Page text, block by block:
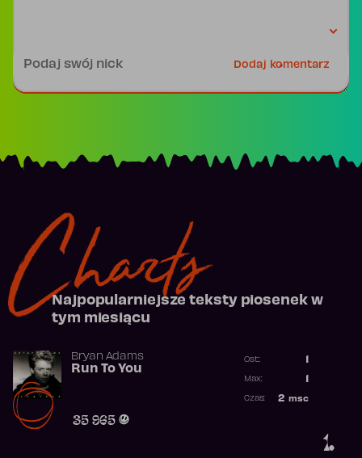
Podpis
Dodaj komentarz
Charts
Najpopularniejsze teksty piosenek w
tym miesiącu
1.
Bryan Adams
Run To You
35 965
Ost.:
Max:
2 msc
Czas: